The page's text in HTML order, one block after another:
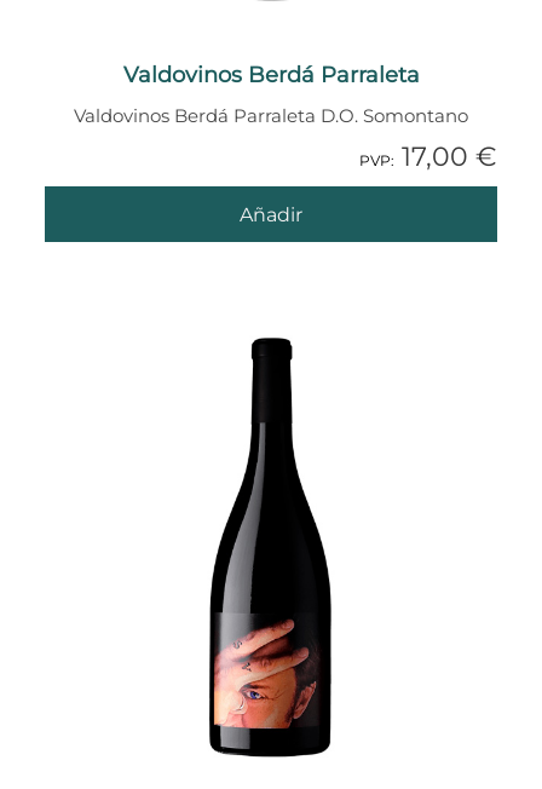
Valdovinos Berdá Parraleta
Valdovinos Berdá Parraleta D.O. Somontano
PVP: 17,00 €
Añadir